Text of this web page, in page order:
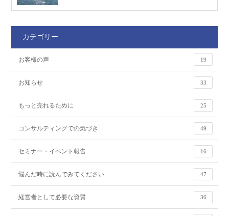
カテゴリー
お客様の声 19
お知らせ 33
もっと売れるために 25
コンサルティングでの気づき 49
セミナー・イベント報告 16
悩んだ時に読んでみてください 47
経営者として必要な資質 36